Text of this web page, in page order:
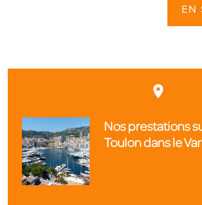
EN
place
Nos prestations
Toulon dans le Var